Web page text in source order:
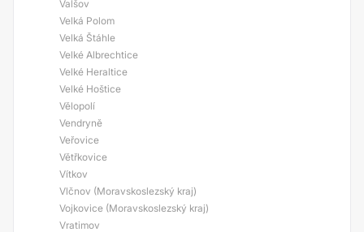
Valšov
Velká Polom
Velká Štáhle
Velké Albrechtice
Velké Heraltice
Velké Hoštice
Vělopolí
Vendryně
Veřovice
Větřkovice
Vítkov
Vlčnov (Moravskoslezský kraj)
Vojkovice (Moravskoslezský kraj)
Vratimov